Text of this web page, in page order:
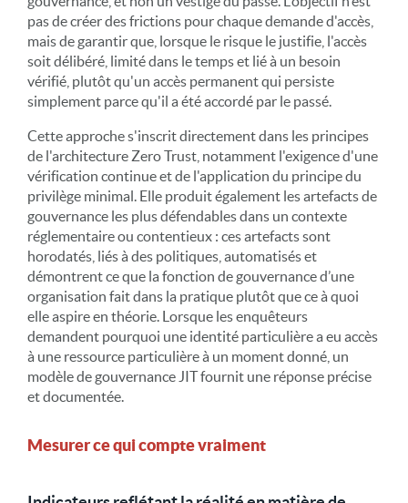
pas de créer des frictions pour chaque demande d'accès,
mais de garantir que, lorsque le risque le justifie, l'accès
soit délibéré, limité dans le temps et lié à un besoin
vérifié, plutôt qu'un accès permanent qui persiste
simplement parce qu'il a été accordé par le passé.
Cette approche s'inscrit directement dans les principes
de l'architecture Zero Trust, notamment l'exigence d'une
vérification continue et de l'application du principe du
privilège minimal. Elle produit également les artefacts de
gouvernance les plus défendables dans un contexte
réglementaire ou contentieux : ces artefacts sont
horodatés, liés à des politiques, automatisés et
démontrent ce que la fonction de gouvernance d’une
organisation fait dans la pratique plutôt que ce à quoi
elle aspire en théorie. Lorsque les enquêteurs
demandent pourquoi une identité particulière a eu accès
à une ressource particulière à un moment donné, un
modèle de gouvernance JIT fournit une réponse précise
et documentée.
Mesurer ce qui compte vraiment